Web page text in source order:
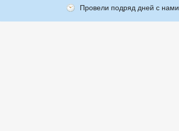
Провели подряд дней с нами